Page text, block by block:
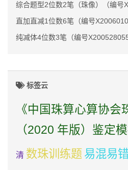
综合题型2位数2笔（珠像）（编号
直加直减1位数6笔（编号
纯减体4位数3笔（编号X200528055
标签云
《中国珠算心算协会
（2020 年版）鉴定
清 数珠训练题 易混易